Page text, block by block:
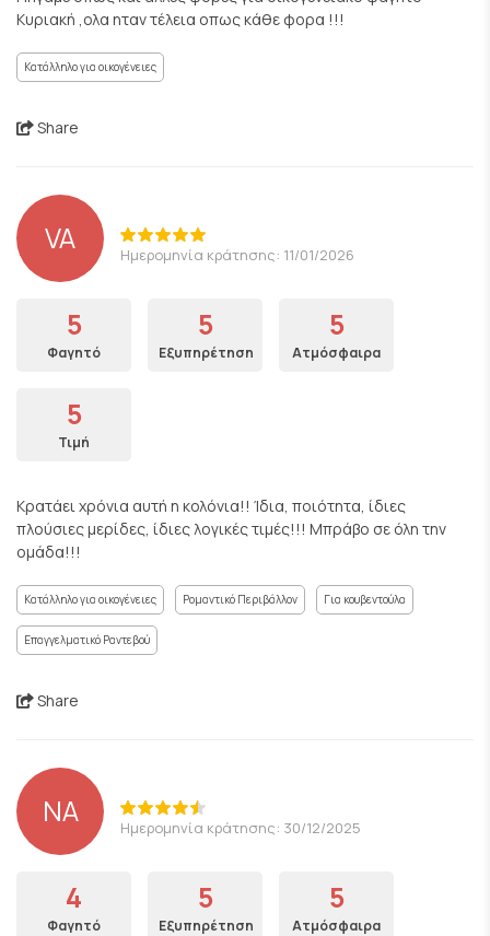
Κυριακή ,ολα ηταν τέλεια οπως κάθε φορα !!!
Κατάλληλο για οικογένειες
Share
VA Ημερομηνία κράτησης: 11/01/2026
5
Φαγητό
5
Εξυπηρέτηση
5
Ατμόσφαιρα
5
Τιμή
Κρατάει χρόνια αυτή η κολόνια!! Ίδια, ποιότητα, ίδιες
πλούσιες μερίδες, ίδιες λογικές τιμές!!! Μπράβο σε όλη την
ομάδα!!!
Κατάλληλο για οικογένειες Ρομαντικό Περιβάλλον Για κουβεντούλα
Επαγγελματικό Ραντεβού
Share
NA Ημερομηνία κράτησης: 30/12/2025
4
Φαγητό
5
Εξυπηρέτηση
5
Ατμόσφαιρα